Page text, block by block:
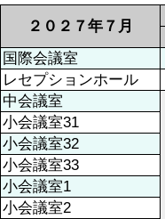
２０２７年７月
国際会議室
レセプションホール
中会議室
小会議室31
小会議室32
小会議室33
小会議室1
小会議室2